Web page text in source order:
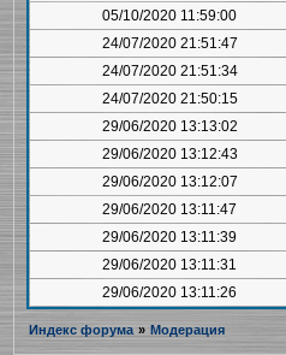
05/10/2020 11:59:00
24/07/2020 21:51:47
24/07/2020 21:51:34
24/07/2020 21:50:15
29/06/2020 13:13:02
29/06/2020 13:12:43
29/06/2020 13:12:07
29/06/2020 13:11:47
29/06/2020 13:11:39
29/06/2020 13:11:31
29/06/2020 13:11:26
Индекс форума » Модерация